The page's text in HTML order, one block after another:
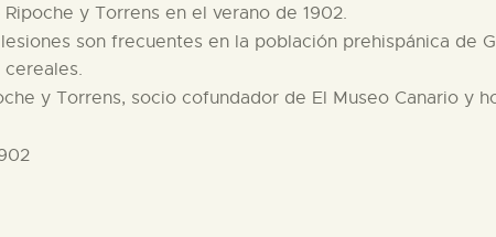
y Torrens en el verano de 1902.
son frecuentes en la población prehispánica de
y Torrens, socio cofundador de El Museo Canario y